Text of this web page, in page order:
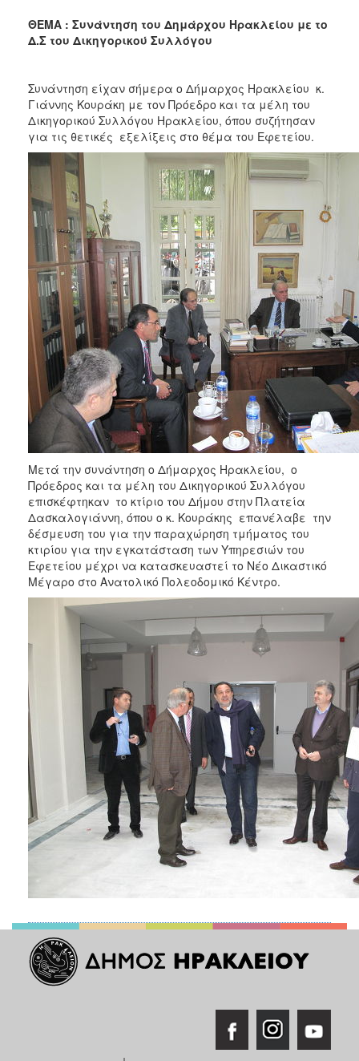
2017
2016
2013
2012
2011
2010
2006
ΤΟΠΟΣ
ΠΟΛΙΤΙΣΜΟΣ
ΑΝΘΕΚΤΙΚΗ
ΘΕΜΑ : Συνάντηση του Δημάρχου Ηρακλείου με το
Δ.Σ του Δικηγορικού Συλλόγου
Συνάντηση είχαν σήμερα ο Δήμαρχος Ηρακλείου κ.
Γιάννης Κουράκη με τον Πρόεδρο και τα μέλη του
Δικηγορικού Συλλόγου Ηρακλείου, όπου συζήτησαν
για τις θετικές εξελίξεις στο θέμα του Εφετείου.
Μετά την συνάντηση ο Δήμαρχος Ηρακλείου, ο
Πρόεδρος και τα μέλη του Δικηγορικού Συλλόγου
επισκέφτηκαν το κτίριο του Δήμου στην Πλατεία
Δασκαλογιάννη, όπου ο κ. Κουράκης επανέλαβε την
δέσμευση του για την παραχώρηση τμήματος του
κτιρίου για την εγκατάσταση των Υπηρεσιών του
Εφετείου μέχρι να κατασκευαστεί το Νέο Δικαστικό
Μέγαρο στο Ανατολικό Πολεοδομικό Κέντρο.